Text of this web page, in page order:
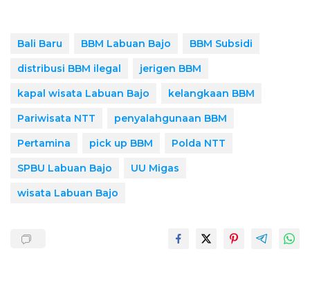
Bali Baru BBM Labuan Bajo
BBM Subsidi
distribusi BBM ilegal
jerigen BBM
kapal wisata Labuan Bajo
kelangkaan BBM
Pariwisata NTT
penyalahgunaan BBM
Pertamina
pick up BBM
Polda NTT
SPBU Labuan Bajo
UU Migas
wisata Labuan Bajo